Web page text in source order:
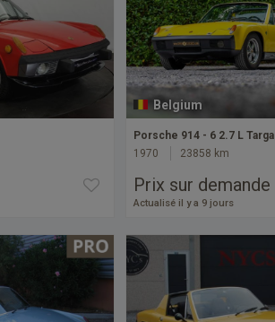
Belgium
Porsche 914 - 6 2.7 L Targa
1970
23858 km
Prix sur demande
Actualisé il y a 9 jours